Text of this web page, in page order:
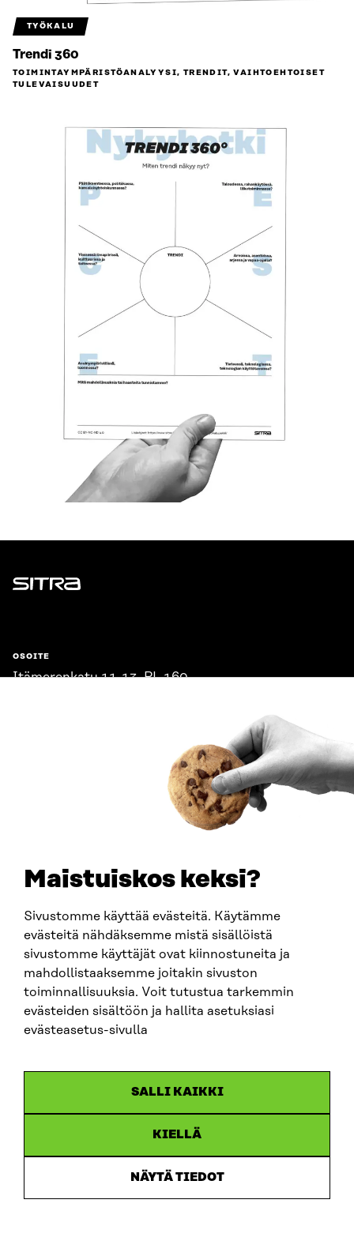
Maistuiskos keksi?
Sivustomme käyttää evästeitä. Käytämme
evästeitä nähdäksemme mistä sisällöistä
sivustomme käyttäjät ovat kiinnostuneita ja
mahdollistaaksemme joitakin sivuston
toiminnallisuuksia. Voit tutustua tarkemmin
evästeiden sisältöön ja hallita asetuksiasi
evästeasetus-sivulla
SALLI KAIKKI
KIELLÄ
NÄYTÄ TIEDOT
TYÖKALU
Trendi 360
TOIMINTAYMPÄRISTÖ­ANALYYSI, TRENDIT, VAIHTOEHTOISET
TULEVAISUUDET
Sitra
OSOITE
Itämerenkatu 11-13, PL 160,
SITRA SOSIAALISESSA MEDIASSA
LinkedIn
Instagram
YouTube
Saavutettavuusseloste
Asiakirjajulkisuus